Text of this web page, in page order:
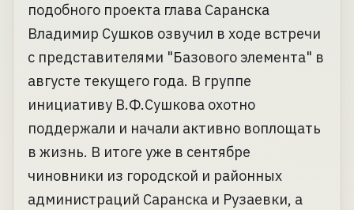
подобного проекта глава Саранска
Владимир Сушков озвучил в ходе встречи
с представителями "Базового элемента" в
августе текущего года. В группе
инициативу В.Ф.Сушкова охотно
поддержали и начали активно воплощать
в жизнь. В итоге уже в сентябре
чиновники из городской и районных
администраций Саранска и Рузаевки, а